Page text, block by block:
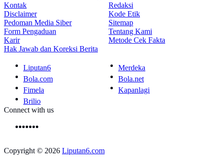
Kontak
Redaksi
Disclaimer
Kode Etik
Pedoman Media Siber
Sitemap
Form Pengaduan
Tentang Kami
Karir
Metode Cek Fakta
Hak Jawab dan Koreksi Berita
Liputan6
Merdeka
Bola.com
Bola.net
Fimela
Kapanlagi
Brilio
Connect with us
Copyright © 2026 Liputan6.com